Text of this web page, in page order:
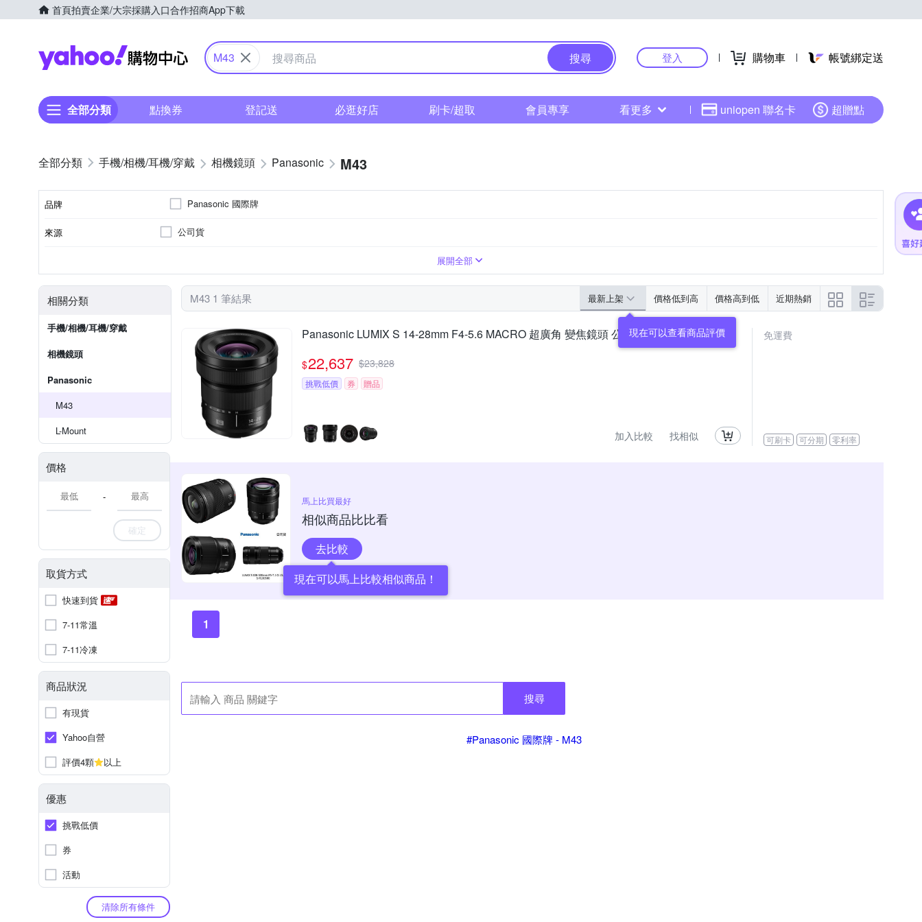
首頁拍賣企業/大宗採購入口合作招商App下載
Yahoo購物中心
M43 搜尋 登入 購物車 帳號綁定送
全部分類 點換券 登記送 必逛好店 刷卡/超取 會員專享 看更多 uniopen 聯名卡 超贈點
手機/相機/耳機/穿戴 相機鏡頭 Panasonic M43
品牌 Panasonic 國際牌
來源 公司貨
展開全部
相關分類
手機/相機/耳機/穿戴
相機鏡頭
Panasonic
M43
L-Mount
價格
-
確定
取貨方式
快速到貨
7-11常溫
7-11冷凍
商品狀況
有現貨
Yahoo自營
評價4顆
以上
優惠
挑戰低價
券
活動
清除所有條件
M43 1 筆結果 最新上架 價格低到高 價格高到低 近期熱銷
現在可以查看商品評價
Panasonic LUMIX S 14-28mm F4-5.6 MACRO 超廣角 變焦鏡頭 公司貨 S-R1428
$22,637 $23,828
挑戰低價 券 贈品
加入比較 找相似
免運費
可刷卡 可分期 零利率
馬上比買最好
相似商品比比看
去比較
現在可以馬上比較相似商品！
1
搜尋
#Panasonic 國際牌 - M43